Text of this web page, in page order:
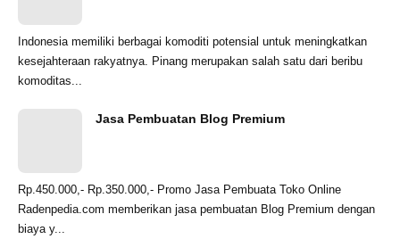
Indonesia memiliki berbagai komoditi potensial untuk meningkatkan
kesejahteraan rakyatnya. Pinang merupakan salah satu dari beribu
komoditas...
Jasa Pembuatan Blog Premium
Rp.450.000,- Rp.350.000,- Promo Jasa Pembuata Toko Online
Radenpedia.com memberikan jasa pembuatan Blog Premium dengan
biaya y...